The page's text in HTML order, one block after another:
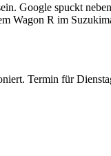
Google spuckt
Wagon R im
Termin für